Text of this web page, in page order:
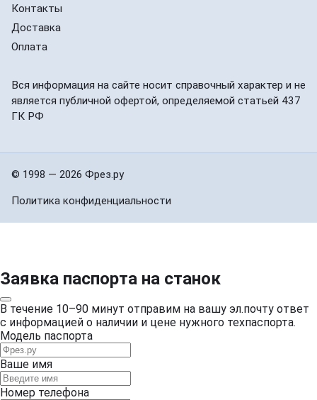
Контакты
Доставка
Оплата
Вся информация на сайте носит справочный характер и не
является публичной офертой, определяемой статьей 437
ГК РФ
© 1998 — 2026 Фрез.ру
Политика конфиденциальности
Заявка паспорта на станок
В течение 10–90 минут отправим на вашу эл.почту ответ
с информацией о наличии и цене нужного техпаспорта.
Модель паспорта
Ваше имя
Номер телефона